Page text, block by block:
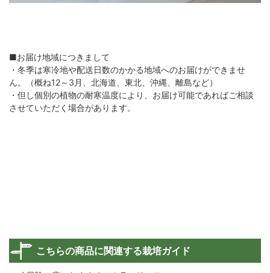
■お届け地域につきまして
・冬季は寒冷地や配送日数のかかる地域へのお届けができませ
ん。（概ね12～3月、北海道、東北、沖縄、離島など）
・但し個別の植物の耐寒温度により、お届け可能であればご相談
させていただく場合があります。
こちらの商品に関連する栽培ガイド